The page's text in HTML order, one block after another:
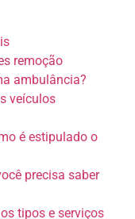
remoção
ambulância?
veículos
é estipulado o
precisa saber
tipos e serviços